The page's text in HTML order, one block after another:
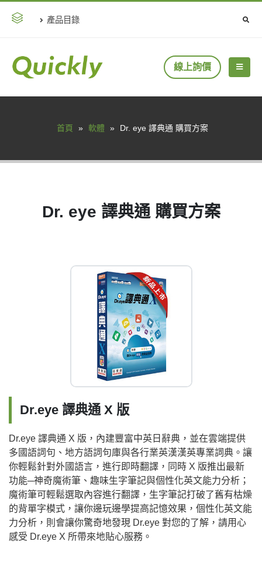
產品目錄
線上詢價
首頁 » 軟體 » Dr. eye 譯典通 購買方案
Dr. eye 譯典通 購買方案
Dr.eye 譯典通 X 版
Dr.eye 譯典通 X 版，內建豐富中英日辭典，並在雲端提供
多國語詞句、地方語詞句庫與各行業英漢漢英專業詞典。讓
你輕鬆針對外國語言，進行即時翻譯，同時 X 版推出最新
功能─神奇魔術筆、趣味生字筆記與個性化英文能力分析；
魔術筆可輕鬆選取內容進行翻譯，生字筆記打破了舊有枯燥
的背單字模式，讓你邊玩邊學提高記憶效果，個性化英文能
力分析，則會讓你驚奇地發現 Dr.eye 對您的了解，請用心
感受 Dr.eye X 所帶來地貼心服務。